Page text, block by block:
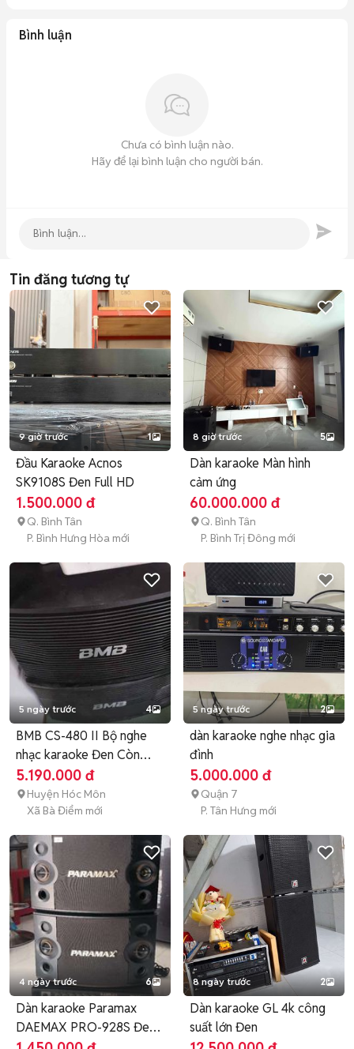
Bình luận
Chưa có bình luận nào.
Hãy để lại bình luận cho người bán.
Tin đăng tương tự
9 giờ trước 1
Đầu Karaoke Acnos
SK9108S Đen Full HD
1.500.000 đ
Q. Bình Tân
P. Bình Hưng Hòa mới
8 giờ trước 5
Dàn karaoke Màn hình
cảm ứng
60.000.000 đ
Q. Bình Tân
P. Bình Trị Đông mới
5 ngày trước 4
BMB CS-480 II Bộ nghe
nhạc karaoke Đen Còn
mới
5.190.000 đ
Huyện Hóc Môn
Xã Bà Điểm mới
5 ngày trước 2
dàn karaoke nghe nhạc gia
đình
5.000.000 đ
Quận 7
P. Tân Hưng mới
4 ngày trước 6
Dàn karaoke Paramax
DAEMAX PRO-928S Đen
8 ngày trước 2
Dàn karaoke GL 4k công
suất lớn Đen